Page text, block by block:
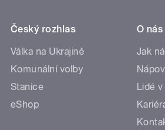
Český rozhlas
Válka na Ukrajině
Komunální volby
Stanice
eShop
O nás
Jak
Lidé